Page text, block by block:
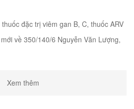
đặc trị viêm gan B, C, thuốc ARV
về 350/140/6 Nguyễn Văn Lượng,
Xem thêm